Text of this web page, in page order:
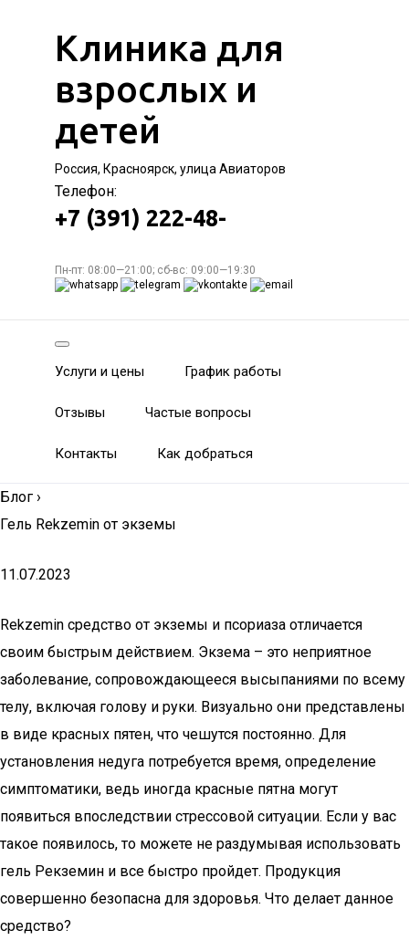
Клиника для
взрослых и
детей
Россия, Красноярск, улица Авиаторов
Телефон:
+7 (391) 222-48-
Пн-пт: 08:00—21:00; сб-вс: 09:00—19:30
Услуги и цены График работы
Отзывы Частые вопросы
Контакты Как добраться
Блог ›
Гель Rekzemin от экземы
11.07.2023
Rekzemin средство от экземы и псориаза отличается
своим быстрым действием. Экзема – это неприятное
заболевание, сопровождающееся высыпаниями по всему
телу, включая голову и руки. Визуально они представлены
в виде красных пятен, что чешутся постоянно. Для
установления недуга потребуется время, определение
симптоматики, ведь иногда красные пятна могут
появиться впоследствии стрессовой ситуации. Если у вас
такое появилось, то можете не раздумывая использовать
гель Рекземин и все быстро пройдет. Продукция
совершенно безопасна для здоровья. Что делает данное
средство?